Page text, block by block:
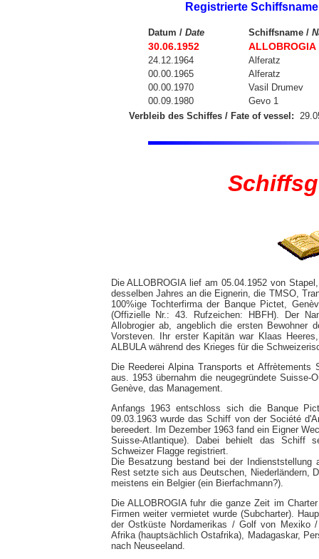
Registrierte
Datum / Date Schiffsname /
30.06.1952 ALLOBROGIA
24.12.1964
Alferatz
00.00.1965
Alferatz
00.00.1970
Vasil Drumev
00.09.1980
Gevo 1
Verbleib des Schiffes / Fate of vessel:
Die ALLOBROGIA lief am 05.04.1952 von
desselben Jahres an die Eignerin, die TMSO,
100%ige Tochterfirma der Banque Pictet,
(Offizielle Nr.: 43. Rufzeichen: HBFH). Der
Allobrogier ab, angeblich die ersten Bewohner
Vorsteven. Ihr erster Kapitän war Klaas
ALBULA während des Krieges für die
Die Reederei Alpina Transports et
aus. 1953 übernahm die neugegründete
Genève, das Management.
Anfangs 1963 entschloss sich die Banque
09.03.1963 wurde das Schiff von der Société
bereedert. Im Dezember 1963 fand ein Eigner
Suisse-Atlantique). Dabei behielt das Schiff
Schweizer Flagge registriert.
Die Besatzung bestand bei der
Rest setzte sich aus Deutschen, Niederländern,
meistens ein Belgier (ein Bierfachmann?).
Die ALLOBROGIA fuhr die ganze Zeit im
Firmen weiter vermietet wurde (Subcharter).
der Ostküste Nordamerikas / Golf von Mexiko
Afrika (hauptsächlich Ostafrika), Madagaskar,
nach Neuseeland.